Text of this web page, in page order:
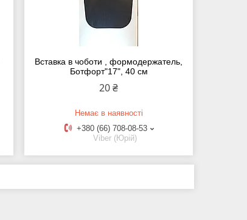
Вставка в чоботи , формодержатель,
Ботфорт"17", 40 см
20 ₴
Немає в наявності
+380 (66) 708-08-53
Viber (Юрій)